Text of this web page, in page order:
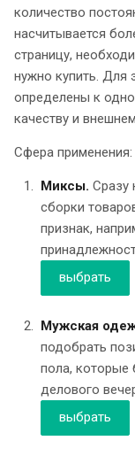
количество
насчитывается
страницу,
нужно купить. Для
определены к
качеству и
Сфера применения:
Миксы. Сразу
сборки
признак,
выбрать
Мужская
подобрать
пола, которые
делового
выбрать